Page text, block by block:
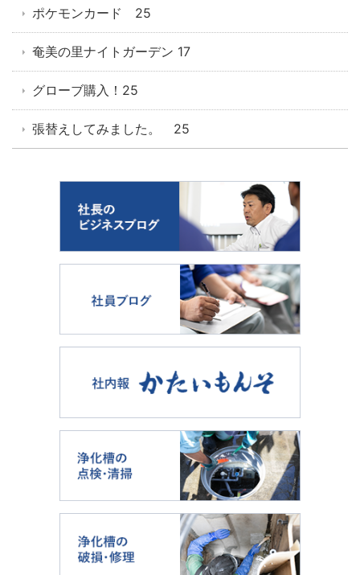
ポケモンカード 25
奄美の里ナイトガーデン 17
グローブ購入！25
張替えしてみました。 25